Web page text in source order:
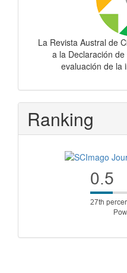
La Revista Austral de
a la Declaración
evaluación de la
Ranking